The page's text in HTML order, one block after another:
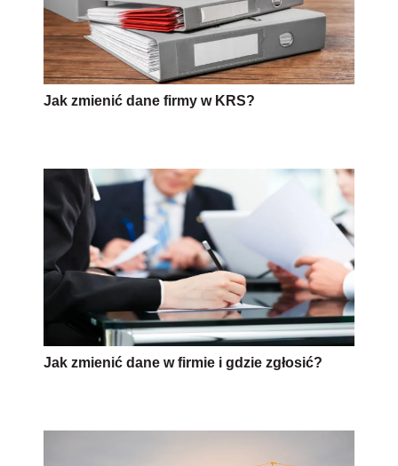
Jak zmienić dane firmy w KRS?
Jak zmienić dane w firmie i gdzie zgłosić?